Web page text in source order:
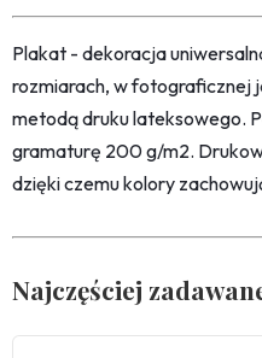
Plakat - dekoracja
rozmiarach, w fotograficznej
metodą druku lateksowego.
gramaturę 200 g/m2.
dzięki czemu kolory
Najczęściej